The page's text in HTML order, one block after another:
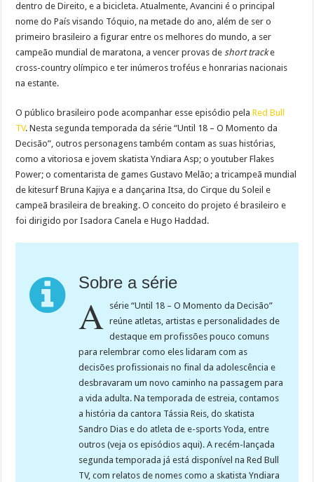
dentro de Direito, e a bicicleta. Atualmente, Avancini é o principal
nome do País visando Tóquio, na metade do ano, além de ser o
primeiro brasileiro a figurar entre os melhores do mundo, a ser
campeão mundial de maratona, a vencer provas deshort tracke
cross-country olímpico e ter inúmeros troféus e honrarias nacionais
na estante.
O público brasileiro pode acompanhar esse episódio pelaRed Bull
TV. Nesta segunda temporada da série “Until 18 – O Momento da
Decisão”, outros personagens também contam as suas histórias,
como a vitoriosa e jovem skatista Yndiara Asp; o youtuber Flakes
Power; o comentarista de games Gustavo Melão; a tricampeã mundial
de kitesurf Bruna Kajiya e a dançarina Itsa, do Cirque du Soleil e
campeã brasileira de breaking. O conceito do projeto é brasileiro e
foi dirigido por Isadora Canela e Hugo Haddad.
Sobre a série
A série “Until 18 – O Momento da Decisão”
reúne atletas, artistas e personalidades de
destaque em profissões pouco comuns
para relembrar como eles lidaram com as
decisões profissionais no final da adolescência e
desbravaram um novo caminho na passagem para
a vida adulta. Na temporada de estreia, contamos
a história da cantora Tássia Reis, do skatista
Sandro Dias e do atleta de e-sports Yoda, entre
outros (veja os episódios aqui). A recém-lançada
segunda temporada já está disponível na Red Bull
TV, com relatos de nomes como a skatista Yndiara